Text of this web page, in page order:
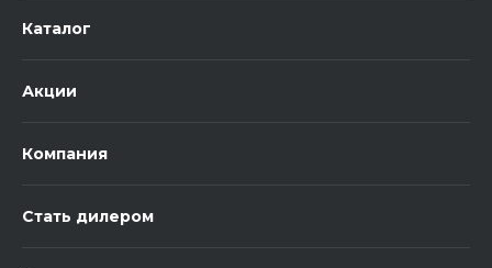
Каталог
Акции
Компания
Стать дилером